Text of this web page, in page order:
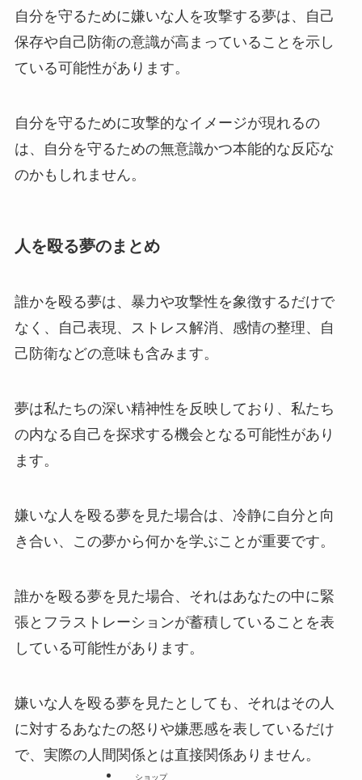
自分を守るために嫌いな人を攻撃する夢は、自己
保存や自己防衛の意識が高まっていることを示し
ている可能性があります。
自分を守るために攻撃的なイメージが現れるの
は、自分を守るための無意識かつ本能的な反応な
のかもしれません。
人を殴る夢のまとめ
誰かを殴る夢は、暴力や攻撃性を象徴するだけで
なく、自己表現、ストレス解消、感情の整理、自
己防衛などの意味も含みます。
夢は私たちの深い精神性を反映しており、私たち
の内なる自己を探求する機会となる可能性があり
ます。
嫌いな人を殴る夢を見た場合は、冷静に自分と向
き合い、この夢から何かを学ぶことが重要です。
誰かを殴る夢を見た場合、それはあなたの中に緊
張とフラストレーションが蓄積していることを表
している可能性があります。
嫌いな人を殴る夢を見たとしても、それはその人
に対するあなたの怒りや嫌悪感を表しているだけ
で、実際の人間関係とは直接関係ありません。
ショップ